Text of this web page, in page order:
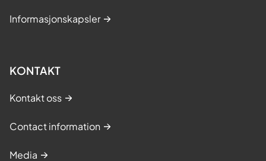
Informasjonskapsler
KONTAKT
Kontakt oss
Contact information
Media